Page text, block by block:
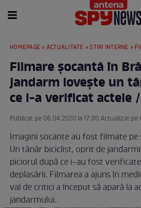
HOMEPAGE » ACTUALITATE »STIRI INTERNE » Filmare
Filmare șocantă în
jandarm lovește un
ce i-a verificat actele /
Publicat pe 06.04.2020 la 17:30 Actualizat pe
Imagini șocante au fost filmate pe
Un tânăr biciclist, oprit de
piciorul după ce i-au fost
deplasării. Filmarea a ajuns în
val de critici a început să apară la
jandarmului.